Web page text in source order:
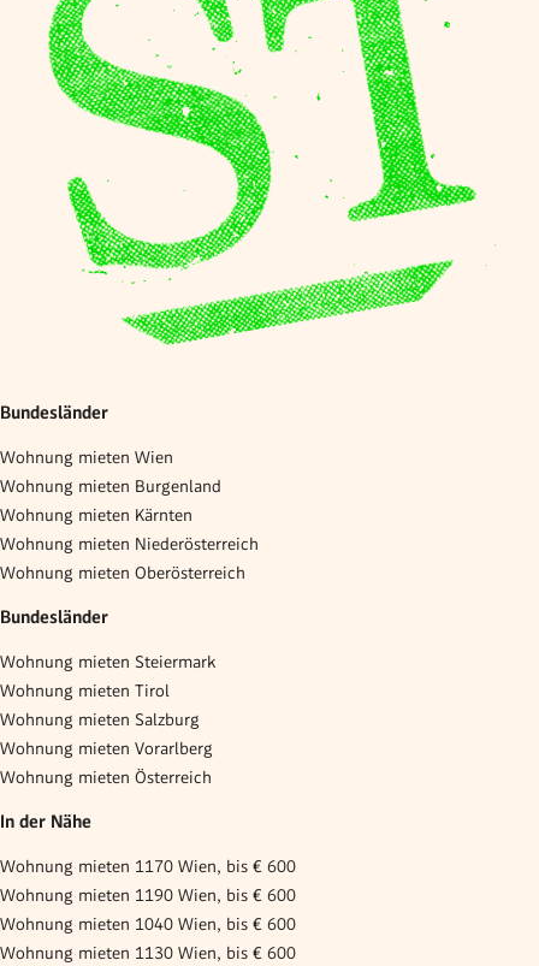
Bundesländer
Wohnung mieten Wien
Wohnung mieten Burgenland
Wohnung mieten Kärnten
Wohnung mieten Niederösterreich
Wohnung mieten Oberösterreich
Bundesländer
Wohnung mieten Steiermark
Wohnung mieten Tirol
Wohnung mieten Salzburg
Wohnung mieten Vorarlberg
Wohnung mieten Österreich
In der Nähe
Wohnung mieten 1170 Wien, bis € 600
Wohnung mieten 1190 Wien, bis € 600
Wohnung mieten 1040 Wien, bis € 600
Wohnung mieten 1130 Wien, bis € 600